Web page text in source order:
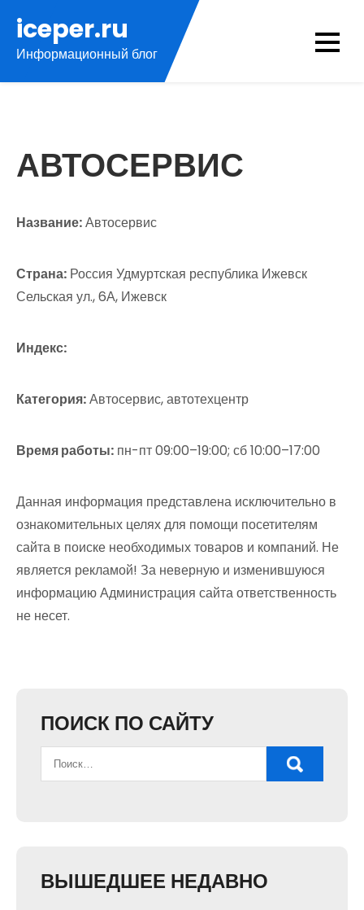
содержимому
iceper.ru
Информационный блог
АВТОСЕРВИС
Название:Автосервис
Страна: Россия Удмуртская республика Ижевск
Сельская ул., 6А, Ижевск
Индекс:
Категория:Автосервис, автотехцентр
Время работы: пн-пт 09:00–19:00; сб 10:00–17:00
Данная информация представлена исключительно в
ознакомительных целях для помощи посетителям
сайта в поиске необходимых товаров и компаний. Не
является рекламой! За неверную и изменившуюся
информацию Администрация сайта ответственность
не несет.
ПОИСК ПО САЙТУ
ВЫШЕДШЕЕ НЕДАВНО